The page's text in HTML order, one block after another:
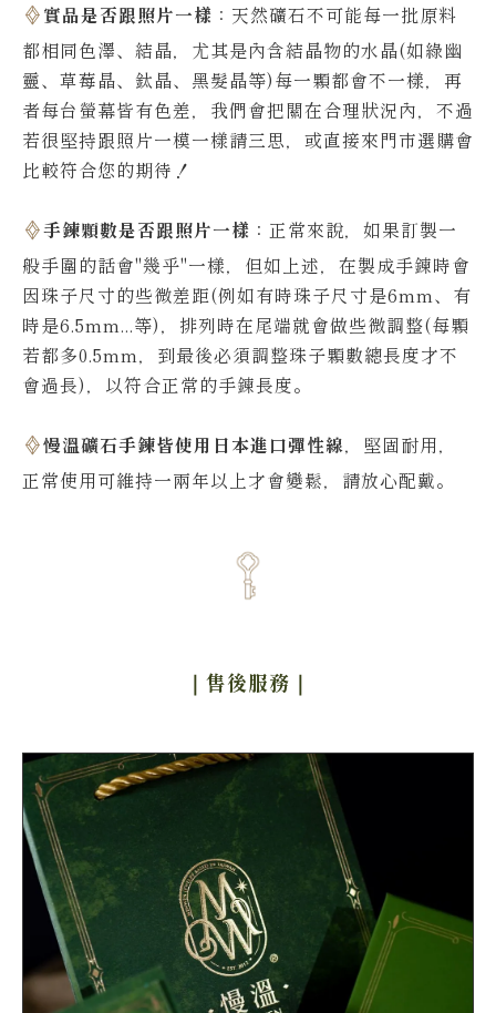
實品是否跟照片一樣 ：天然礦石不可能每一批原料
都相同色澤、結晶，尤其是內含結晶物的水晶(如綠幽
靈、草莓晶、鈦晶、黑髮晶等)每一顆都會不一樣，再
者每台螢幕皆有色差，我們會把關在合理狀況內，不過
若很堅持跟照片一模一樣請三思，或直接來門市選購會
比較符合您的期待！
手鍊顆數是否跟照片一樣 ：正常來說，如果訂製一
般手圍的話會"幾乎"一樣，但如上述，在製成手鍊時會
因珠子尺寸的些微差距(例如有時珠子尺寸是6mm、有
時是6.5mm...等)，排列時在尾端就會做些微調整(每顆
若都多0.5mm，到最後必須調整珠子顆數總長度才不
會過長)，以符合正常的手鍊長度。
慢溫礦石手鍊皆使用日本進口彈性線，堅固耐用，
正常使用可維持一兩年以上才會變鬆，請放心配戴。
｜售後服務 ｜